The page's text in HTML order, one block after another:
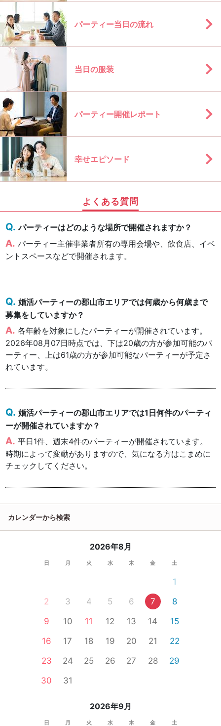
パーティー当日の流れ
当日の服装
パーティー開催レポート
幸せエピソード
よくある質問
パーティーはどのような場所で開催されますか？
パーティー主催事業者所有の専用会場や、飲食店、イベ
ントスペースなどで開催されます。
婚活パーティーの郡山市エリアでは何歳から何歳まで
募集をしていますか？
各年齢を対象にしたパーティーが開催されています。
2026年08月07日時点では、下は20歳の方が参加可能のパ
ーティー、上は61歳の方が参加可能なパーティーが予定さ
れています。
婚活パーティーの郡山市エリアでは1日何件のパーティ
ーが開催されていますか？
平日1件、週末4件のパーティーが開催されています。
時期によって変動がありますので、気になる方はこまめに
チェックしてください。
カレンダーから検索
2026年8月
日 月 火 水 木 金 土
1
2
3 4 5 6 7
8
9
10 11 12 13 14
15
16
17 18 19 20 21
22
23
24 25 26 27 28
29
30
31
2026年9月
日 月 火 水 木 金 土